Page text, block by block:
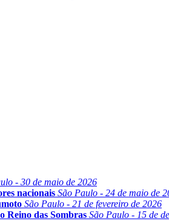
- 30 de maio de 2026
nacionais São Paulo - 24 de maio de
São Paulo - 21 de fevereiro de 2026
Reino das Sombras São Paulo - 15 de